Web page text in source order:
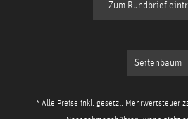
Zum Rundbrief
Seitenbaum
* Alle Preise inkl. gesetzl. Mehrwertsteuer